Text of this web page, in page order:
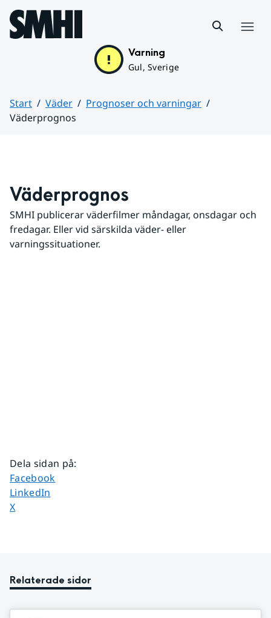
Hoppa till sidans innehåll
Varning
Gul, Sverige
Start Väder
Prognoser och varningar
Väderprognos
Väderprognos
SMHI publicerar väderfilmer måndagar, onsdagar och
fredagar. Eller vid särskilda väder- eller
varningssituationer.
Dela sidan på:
Dela sidan på
Facebook
Dela sidan på
LinkedIn
Dela sidan på
X
Relaterade sidor